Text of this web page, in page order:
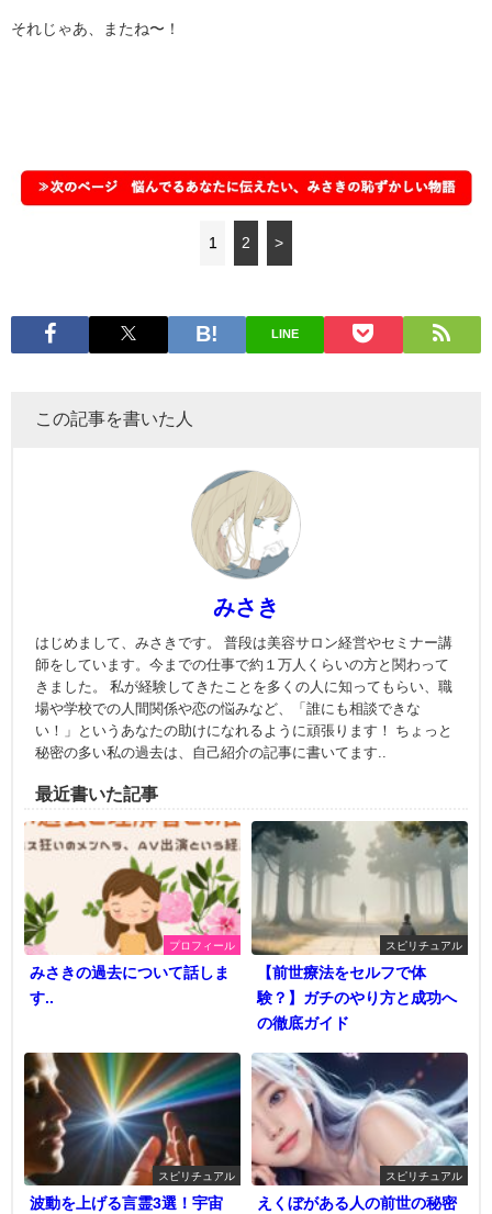
それじゃあ、またね〜！
1 2 >
LINE
この記事を書いた人
みさき
はじめまして、みさきです。 普段は美容サロン経営やセミナー講
師をしています。今までの仕事で約１万人くらいの方と関わって
きました。 私が経験してきたことを多くの人に知ってもらい、職
場や学校での人間関係や恋の悩みなど、「誰にも相談できな
い！」というあなたの助けになれるように頑張ります！ ちょっと
秘密の多い私の過去は、自己紹介の記事に書いてます..
最近書いた記事
プロフィール
みさきの過去について話しま
す..
スピリチュアル
【前世療法をセルフで体
験？】ガチのやり方と成功へ
の徹底ガイド
スピリチュアル
波動を上げる言霊3選！宇宙
スピリチュアル
えくぼがある人の前世の秘密